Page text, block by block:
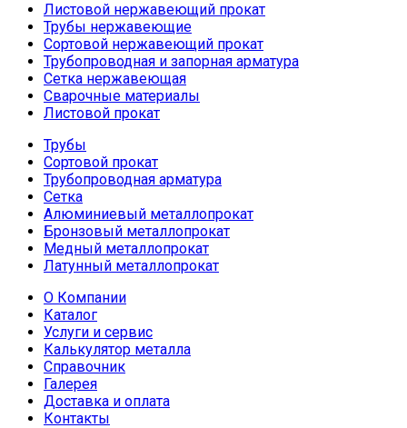
Листовой нержавеющий прокат
Трубы нержавеющие
Сортовой нержавеющий прокат
Трубопроводная и запорная арматура
Сетка нержавеющая
Сварочные материалы
Листовой прокат
Трубы
Сортовой прокат
Трубопроводная арматура
Сетка
Алюминиевый металлопрокат
Бронзовый металлопрокат
Медный металлопрокат
Латунный металлопрокат
О Компании
Каталог
Услуги и сервис
Калькулятор металла
Справочник
Галерея
Доставка и оплата
Контакты